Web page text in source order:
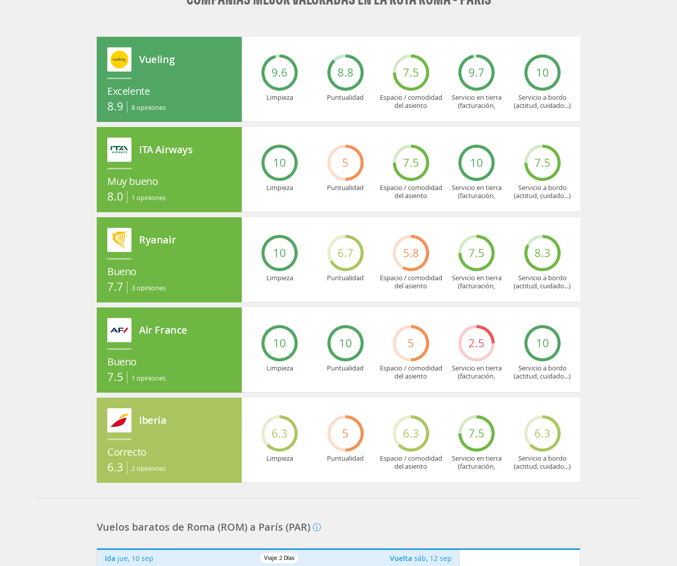
Vueling
Excelente
8.9 8opiniones
9.6
Limpieza
8.8
Puntualidad
7.5
Espacio / comodidad
del asiento
9.7
Servicio en tierra
(facturación,
10
Servicio a bordo
(actitud, cuidado...)
ITA Airways
Muy bueno
8.0 1 opiniones
10
Limpieza
5
Puntualidad
7.5
Espacio / comodidad
del asiento
10
Servicio en tierra
(facturación,
7.5
Servicio a bordo
(actitud, cuidado...)
Ryanair
Bueno
7.7 3opiniones
10
Limpieza
6.7
Puntualidad
5.8
Espacio / comodidad
del asiento
7.5
Servicio en tierra
(facturación,
8.3
Servicio a bordo
(actitud, cuidado...)
Air France
Bueno
7.5 1 opiniones
10
Limpieza
10
Puntualidad
5
Espacio / comodidad
del asiento
2.5
Servicio en tierra
(facturación,
10
Servicio a bordo
(actitud, cuidado...)
Iberia
Correcto
6.3 2opiniones
6.3
Limpieza
5
Puntualidad
6.3
Espacio / comodidad
del asiento
7.5
Servicio en tierra
(facturación,
6.3
Servicio a bordo
(actitud, cuidado...)
Vuelos baratos de Roma (ROM) a París (PAR)
Viaje: 2 Días
Ida jue, 10 sep Vuelta sáb, 12 sep